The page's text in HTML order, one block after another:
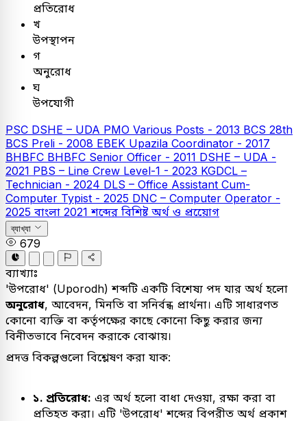
প্রতিরোধ
খ
উপস্থাপন
গ
অনুরোধ
ঘ
উপযোগী
PSC DSHE – UDA PMO Various Posts - 2013 BCS 28th
BCS Preli - 2008 EBEK Upazila Coordinator - 2017
BHBFC BHBFC Senior Officer - 2011 DSHE – UDA -
2021 PBS – Line Crew Level-1 - 2023 KGDCL –
Technician - 2024 DLS – Office Assistant Cum-
Computer Typist - 2025 DNC – Computer Operator -
2025 বাংলা 2021শব্দের বিশিষ্ট অর্থ ও প্রয়োেগ
ব্যাখ্যা
679
ব্যাখ্যাঃ
'উপরোধ' (Uporodh) শব্দটি একটি বিশেষ্য পদ যার অর্থ হলো
অনুরোধ, আবেদন, মিনতি বা সনির্বন্ধ প্রার্থনা। এটি সাধারণত
কোনো ব্যক্তি বা কর্তৃপক্ষের কাছে কোনো কিছু করার জন্য
বিনীতভাবে নিবেদন করাকে বোঝায়।
প্রদত্ত বিকল্পগুলো বিশ্লেষণ করা যাক:
১. প্রতিরোধ: এর অর্থ হলো বাধা দেওয়া, রক্ষা করা বা
প্রতিহত করা। এটি 'উপরোধ' শব্দের বিপরীত অর্থ প্রকাশ